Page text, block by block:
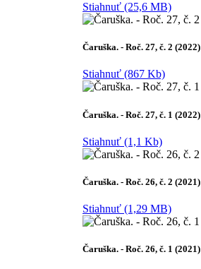
Stiahnuť (25,6 MB)
Čaruška. - Roč. 27, č. 2 (2022)
Stiahnuť (867 Kb)
Čaruška. - Roč. 27, č. 1 (2022)
Stiahnuť (1,1 Kb)
Čaruška. - Roč. 26, č. 2 (2021)
Stiahnuť (1,29 MB)
Čaruška. - Roč. 26, č. 1 (2021)